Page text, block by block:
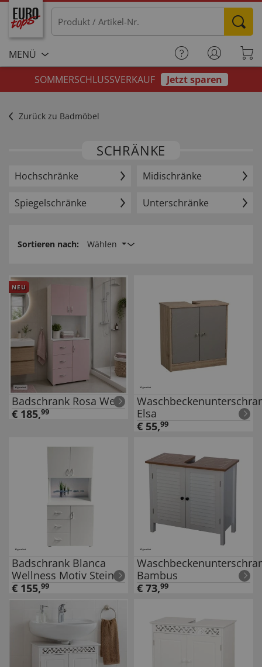
MENÜ
SOMMERSCHLUSSVERKAUF
Jetzt sparen
Zurück zu Badmöbel
SCHRÄNKE
Hochschränke Midischränke
Spiegelschränke Unterschränke
Sortieren nach: Wählen
NEU
Badschrank Rosa Weiß
€ 185,99
Elsa
€ 55,99
Badschrank Blanca
Wellness Motiv Steine
€ 155,99
Bambus
€ 73,99